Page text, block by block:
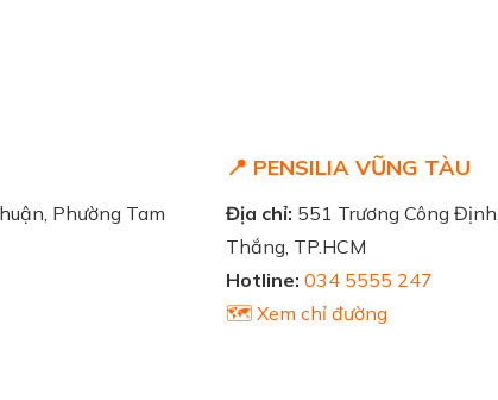
Phường Tam
📍 PENSILIA VŨNG TÀU
Địa chỉ: 551 Trương Công
Thắng, TP.HCM
Hotline: 034 5555 247
🗺️ Xem chỉ đường